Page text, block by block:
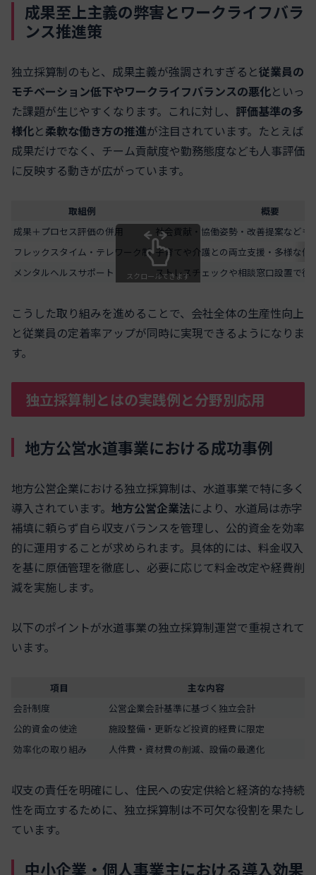
成果至上主義の弊害とワークライフバラ
ンス推進策
独立採算制のもと、成果主義が強調されすぎると従業員の
モチベーション低下やワークライフバランスの悪化といっ
た課題が生じやすくなります。これに対し、 評価基準の多
様化と柔軟な働き方の推進が注目されています。たとえば
成果だけでなく、チーム貢献度や勤務態度なども人事評価
に反映する動きが広がっています。
取組例
概要
成果＋プロセス評価の併用
社会貢献・協働姿勢・改善提案なども
フレックスタイム・テレワーク制 子育てや介護との両立支援・多様な働
メンタルヘルスサポート
ストレスチェックや相談窓口設置で従
スクロールできます
こうした取り組みを進めることで、会社全体の生産性向上
と従業員の定着率アップが同時に実現できるようになりま
す。
独立採算制とはの実践例と分野別応用
地方公営水道事業における成功事例
地方公営企業における独立採算制は、水道事業で特に多く
導入されています。 地方公営企業法により、水道局は赤字
補填に頼らず自ら収支バランスを管理し、公的資金を効率
的に運用することが求められます。具体的には、料金収入
を基に原価管理を徹底し、必要に応じて料金改定や経費削
減を実施します。
以下のポイントが水道事業の独立採算制運営で重視されて
います。
項目
主な内容
会計制度
公営企業会計基準に基づく独立会計
公的資金の使途
施設整備・更新など投資的経費に限定
効率化の取り組み
人件費・資材費の削減、設備の最適化
収支の責任を明確にし、住民への安定供給と経済的な持続
性を両立するために、独立採算制は不可欠な役割を果たし
ています。
中小企業・個人事業主における導入効果